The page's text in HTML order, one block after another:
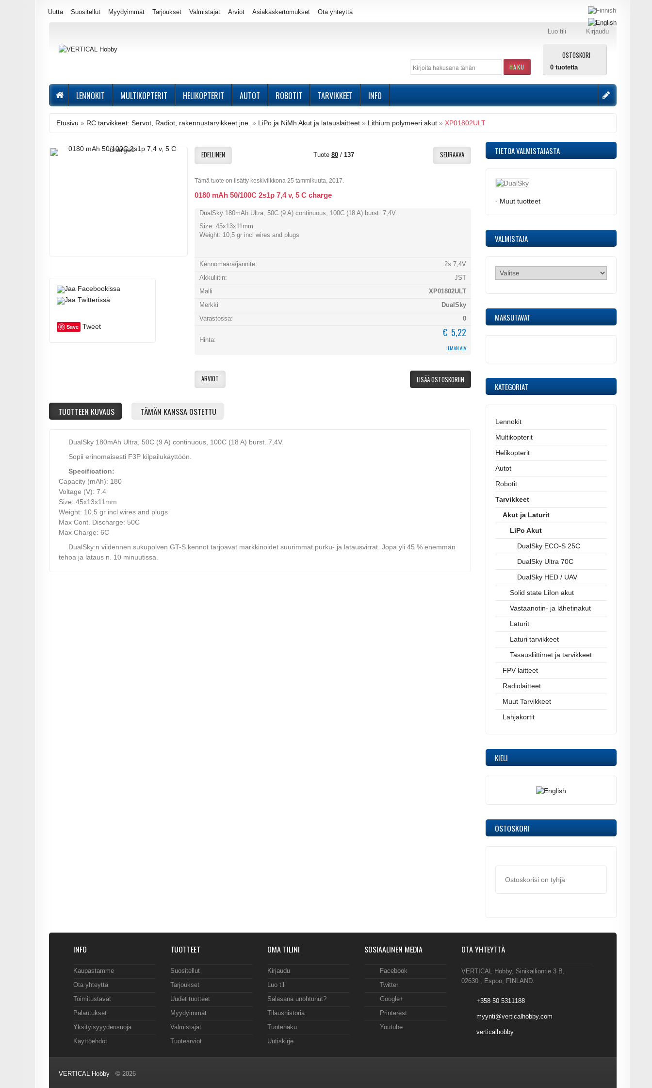
Luo tili Kirjaudu
OSTOSKORI
0 tuotetta
HAKU
Uutta Suositellut Myydyimmät Tarjoukset Valmistajat Arviot Asiakaskertomukset Ota yhteyttä
LENNOKIT MULTIKOPTERIT HELIKOPTERIT AUTOT ROBOTIT TARVIKKEET INFO
Etusivu » RC tarvikkeet: Servot, Radiot, rakennustarvikkeet jne. » LiPo ja NiMh Akut ja latauslaitteet » Lithium polymeeri akut » XP01802ULT
Save Tweet
EDELLINEN SEURAAVA
Tuote 80 / 137
Tämä tuote on lisätty keskiviikkona 25 tammikuuta, 2017.
0180 mAh 50/100C 2s1p 7,4 v, 5 C charge
DualSky 180mAh Ultra, 50C (9 A) continuous, 100C (18 A) burst. 7,4V.
Size: 45x13x11mm
Weight: 10,5 gr incl wires and plugs
Kennomäärä/jännite:
2s 7,4V
Akkuliitin:
JST
Malli
XP01802ULT
Merkki
DualSky
Varastossa:
0
Hinta:
€ 5,22
ILMAN ALV
LISÄÄ OSTOSKORIIN
ARVIOT
TUOTTEEN KUVAUS TÄMÄN KANSSA OSTETTU
DualSky 180mAh Ultra, 50C (9 A) continuous, 100C (18 A) burst. 7,4V.
Sopii erinomaisesti F3P kilpailukäyttöön.
Specification:
Capacity (mAh): 180
Voltage (V): 7.4
Size: 45x13x11mm
Weight: 10,5 gr incl wires and plugs
Max Cont. Discharge: 50C
Max Charge: 6C
DualSky:n viidennen sukupolven GT-S kennot tarjoavat markkinoidet suurimmat purku- ja latausvirrat. Jopa yli 45 % enemmän
tehoa ja lataus n. 10 minuutissa.
TIETOA VALMISTAJASTA
- Muut tuotteet
VALMISTAJA
MAKSUTAVAT
KATEGORIAT
Lennokit
Multikopterit
Helikopterit
Autot
Robotit
Tarvikkeet
Akut ja Laturit
LiPo Akut
DualSky ECO-S 25C
DualSky Ultra 70C
DualSky HED / UAV
Solid state LiIon akut
Vastaanotin- ja lähetinakut
Laturit
Laturi tarvikkeet
Tasausliittimet ja tarvikkeet
FPV laitteet
Radiolaitteet
Muut Tarvikkeet
Lahjakortit
KIELI
OSTOSKORI
Ostoskorisi on tyhjä
INFO
Kaupastamme
Ota yhteyttä
Toimitustavat
Palautukset
Yksityisyyydensuoja
Käyttöehdot
TUOTTEET
Suositellut
Tarjoukset
Uudet tuotteet
Myydyimmät
Valmistajat
Tuotearviot
OMA TILINI
Kirjaudu
Luo tili
Salasana unohtunut?
Tilaushistoria
Tuotehaku
Uutiskirje
SOSIAALINEN MEDIA
Facebook
Twitter
Google+
Printerest
Youtube
OTA YHTEYTTÄ
VERTICAL Hobby, Sinikalliontie 3 B,
02630 , Espoo, FINLAND.
+358 50 5311188
myynti@verticalhobby.com
verticalhobby
VERTICAL Hobby © 2026